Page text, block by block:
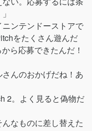
ンテンドーストアで
をたくさん遊んだ
ら応募できたんだ！
んのおかげだね！あ
2。よく見ると偽物だ
なものに差し替えた